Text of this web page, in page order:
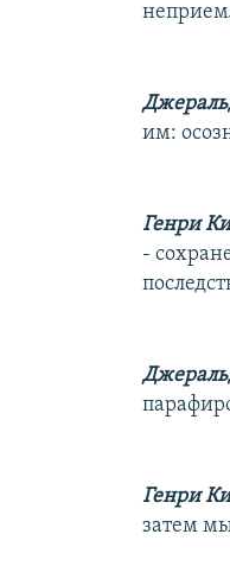
им:
Генри
-
Генри
затем